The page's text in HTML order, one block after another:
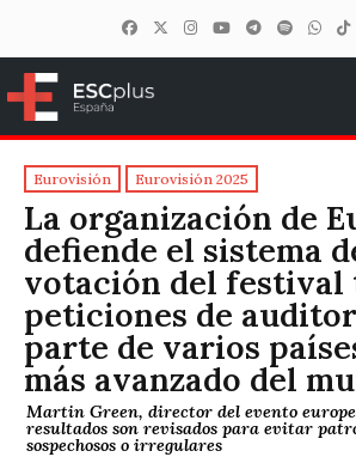
ESCplus España
Eurovisión Eurovisión 2025
La organización de
defiende el sistema
votación del festival
peticiones de
parte de varios
más avanzado del
Martin Green, director del evento
resultados son revisados para evitar
sospechosos o irregulares